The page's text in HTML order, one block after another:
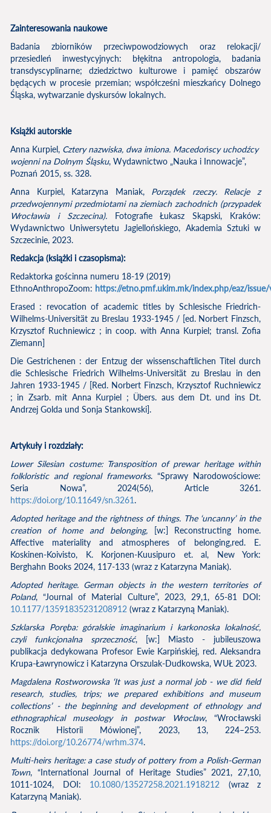
Zainteresowania naukowe
Badania zbiorników przeciwpowodziowych oraz relokacji/
przesiedleń inwestycyjnych: błękitna antropologia, badania
transdyscyplinarne; dziedzictwo kulturowe i pamięć obszarów
będących w procesie przemian; współcześni mieszkańcy Dolnego
Śląska, wytwarzanie dyskursów lokalnych.
Książki autorskie
Anna Kurpiel, Cztery nazwiska, dwa imiona. Macedońscy uchodźcy
wojenni na Dolnym Śląsku, Wydawnictwo „Nauka i Innowacje”,
Poznań 2015, ss. 328.
Anna Kurpiel, Katarzyna Maniak, Porządek rzeczy. Relacje z
przedwojennymi przedmiotami na ziemiach zachodnich (przypadek
Wrocławia i Szczecina). Fotografie Łukasz Skąpski, Kraków:
Wydawnictwo Uniwersytetu Jagiellońskiego, Akademia Sztuki w
Szczecinie, 2023.
Redakcja (książki i czasopisma):
Redaktorka gościnna numeru 18-19 (2019)
EthnoAnthropoZoom: https://etno.pmf.ukim.mk/index.php/eaz/
Erased : revocation of academic titles by Schlesische Friedrich-
Wilhelms-Universität zu Breslau 1933-1945 / [ed. Norbert Finzsch,
Krzysztof Ruchniewicz ; in coop. with Anna Kurpiel; transl. Zofia
Ziemann]
Die Gestrichenen : der Entzug der wissenschaftlichen Titel durch
die Schlesische Friedrich Wilhelms-Universität zu Breslau in den
Jahren 1933-1945 / [Red. Norbert Finzsch, Krzysztof Ruchniewicz
; in Zsarb. mit Anna Kurpiel ; Übers. aus dem Dt. und ins Dt.
Andrzej Golda und Sonja Stankowski].
Artykuły i rozdziały:
Lower Silesian costume: Transposition of prewar heritage within
folkloristic and regional frameworks. “Sprawy Narodowościowe:
Seria Nowa”, 2024(56), Article 3261.
https://doi.org/10.11649/sn.3261.
Adopted heritage and the rightness of things. The ‘uncanny’ in the
creation of home and belonging,
[w:] Reconstructing home.
Affective materiality and atmospheres of belonging,red. E.
Koskinen-Koivisto, K. Korjonen-Kuusipuro et. al, New York:
Berghahn Books 2024, 117-133 (wraz z Katarzyna Maniak).
Adopted heritage. German objects in the western territories of
Poland, “Journal of Material Culture”, 2023, 29,1, 65-81 DOI:
10.1177/13591835231208912 (wraz z Katarzyną Maniak).
Szklarska Poręba: góralskie imaginarium i karkonoska lokalność,
czyli funkcjonalna sprzeczność, [w:] Miasto - jubileuszowa
publikacja dedykowana Profesor Ewie Karpińskiej, red. Aleksandra
Krupa-Ławrynowicz i Katarzyna Orszulak-Dudkowska, WUŁ 2023.
Magdalena Rostworowska ‘It was just a normal job - we did field
research, studies, trips; we prepared exhibitions and museum
collections’ - the beginning and development of ethnology and
ethnographical museology in postwar Wroclaw, “Wrocławski
Rocznik Historii Mówionej”, 2023, 13, 224–253.
https://doi.org/10.26774/wrhm.374.
Multi-heirs heritage: a case study of pottery from a Polish-German
Town, “International Journal of Heritage Studies” 2021, 27,10,
1011-1024, DOI: 10.1080/13527258.2021.1918212 (wraz z
Katarzyną Maniak).